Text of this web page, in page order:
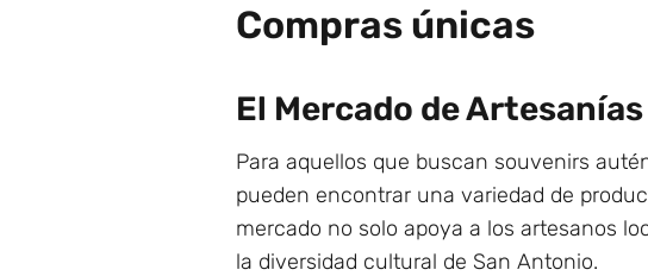
Compras únicas
El Mercado de
Para aquellos que buscan souvenirs
pueden encontrar una variedad de
mercado no solo apoya a los artesanos
la diversidad cultural de San Antonio.